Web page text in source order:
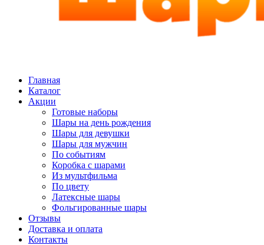
Главная
Каталог
Акции
Готовые наборы
Шары на день рождения
Шары для девушки
Шары для мужчин
По событиям
Коробка с шарами
Из мультфильма
По цвету
Латексные шары
Фольгированные шары
Отзывы
Доставка и оплата
Контакты